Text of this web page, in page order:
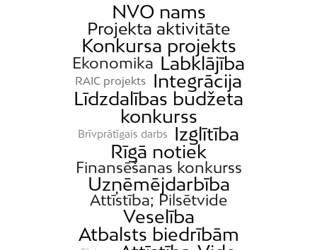
NVO nams
Projekta aktivitāte
Konkursa projekts
Ekonomika Labklājība
RAIC projekts
Integrācija
Līdzdalības budžeta
konkurss
Brīvprātīgais darbs
Izglītība
Rīgā notiek
Finansēšanas konkurss
Uzņēmējdarbība
Attīstība; Pilsētvide
Veselība
Atbalsts biedrībām